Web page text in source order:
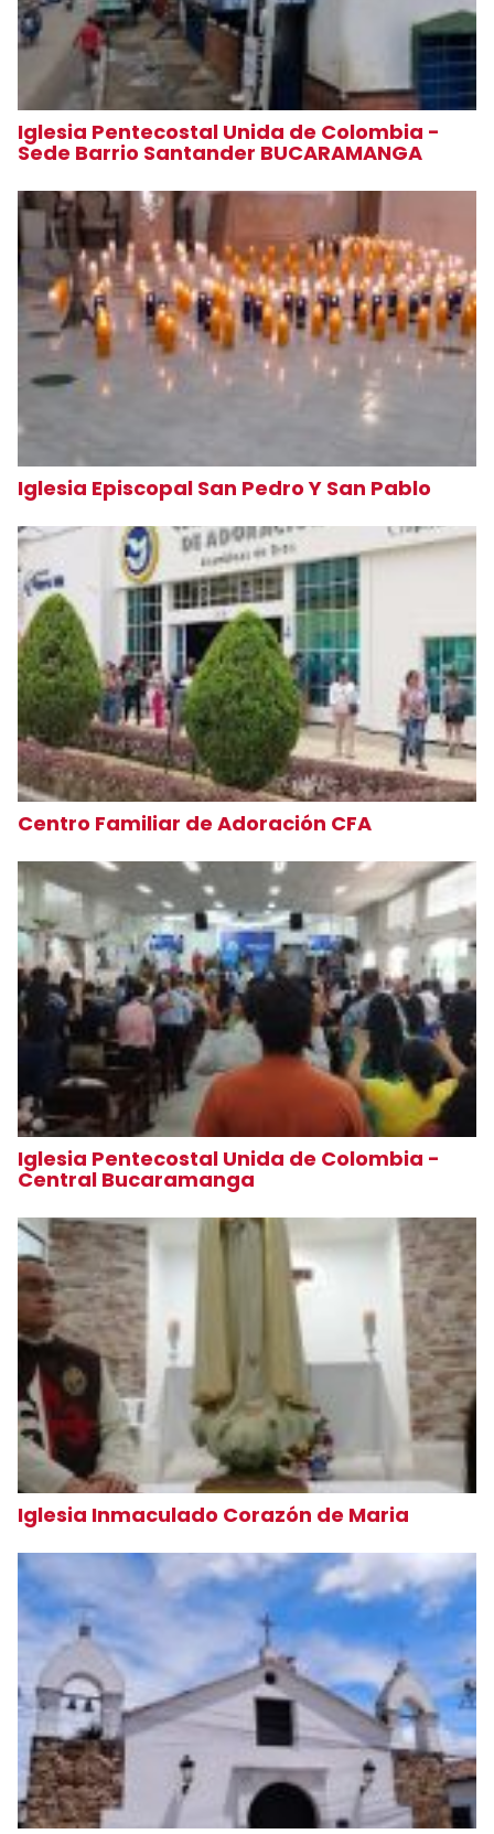
Iglesia Pentecostal Unida de Colombia -
Sede Barrio Santander BUCARAMANGA
Iglesia Episcopal San Pedro Y San Pablo
Centro Familiar de Adoración CFA
Iglesia Pentecostal Unida de Colombia -
Central Bucaramanga
Iglesia Inmaculado Corazón de Maria